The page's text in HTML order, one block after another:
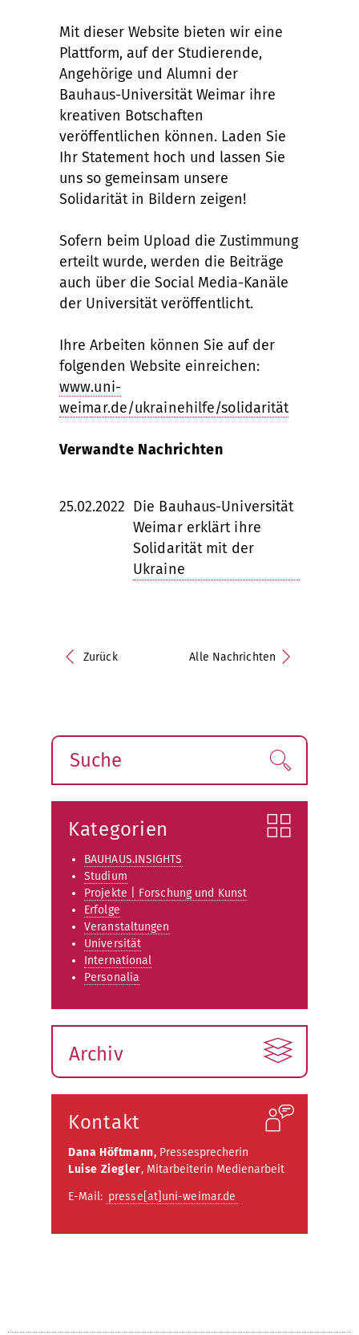
Mit dieser Website bieten wir eine
Plattform, auf der Studierende,
Angehörige und Alumni der
Bauhaus-Universität Weimar ihre
kreativen Botschaften
veröffentlichen können. Laden Sie
Ihr Statement hoch und lassen Sie
uns so gemeinsam unsere
Solidarität in Bildern zeigen!
Sofern beim Upload die Zustimmung
erteilt wurde, werden die Beiträge
auch über die Social Media-Kanäle
der Universität veröffentlicht.
Ihre Arbeiten können Sie auf der
folgenden Website einreichen:
www.uni-
weimar.de/ukrainehilfe/solidarität
Verwandte Nachrichten
25.02.2022 Die Bauhaus-Universität
Weimar erklärt ihre
Solidarität mit der
Ukraine
Zurück Alle Nachrichten
Suche Finden!
Kategorien
BAUHAUS.INSIGHTS
Studium
Projekte | Forschung und Kunst
Erfolge
Veranstaltungen
Universität
International
Personalia
Archiv
Kontakt
Dana Höftmann, Pressesprecherin
Luise Ziegler, Mitarbeiterin Medienarbeit
E-Mail: presse[at]uni-weimar.de